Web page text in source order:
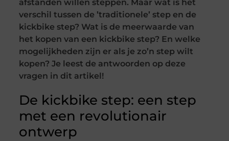
afstanden willen steppen. Maar wat is het
verschil tussen de ’traditionele’ step en de
kickbike step? Wat is de meerwaarde van
het kopen van een kickbike step? En welke
mogelijkheden zijn er als je zo’n step wilt
kopen? Je leest de antwoorden op deze
vragen in dit artikel!
De kickbike step: een step
met een revolutionair
ontwerp